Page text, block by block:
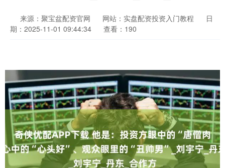
来源：聚宝盆配资官网 网站：实盘配资投资入门教程
日
期：2025-11-01 09:44:34
查看：190